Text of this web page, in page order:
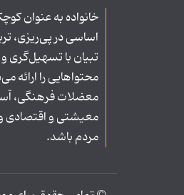
خانواده به عنوان
اساسی در پی‌ریزی،
تبیان با تسهیل‌گری
محتواهایی را ارائه
معضلات فرهنگی،
معیشتی و اقتصادی
مردم باشد.